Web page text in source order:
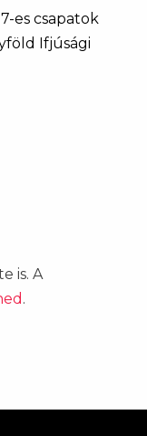
es csapatok
Ifjúsági
is. A
.